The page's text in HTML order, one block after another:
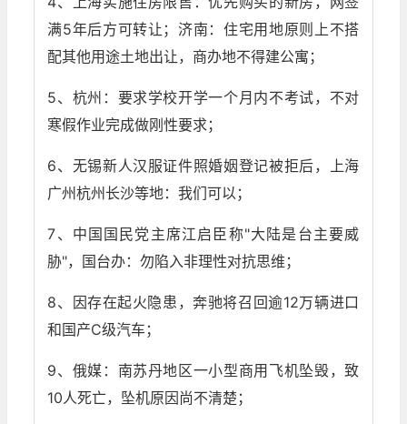
满5年后方可转让；济南：住宅用地原则上不搭
配其他用途土地出让，商办地不得建公寓；
5、杭州：要求学校开学一个月内不考试，不对
寒假作业完成做刚性要求；
6、无锡新人汉服证件照婚姻登记被拒后，上海
广州杭州长沙等地：我们可以；
7、中国国民党主席江启臣称"大陆是台主要威
胁"，国台办：勿陷入非理性对抗思维；
8、因存在起火隐患，奔驰将召回逾12万辆进口
和国产C级汽车；
9、俄媒：南苏丹地区一小型商用飞机坠毁，致
10人死亡，坠机原因尚不清楚；